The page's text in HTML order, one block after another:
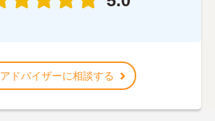
アドバイザーに相談する